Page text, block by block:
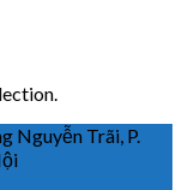
Trãi, P.